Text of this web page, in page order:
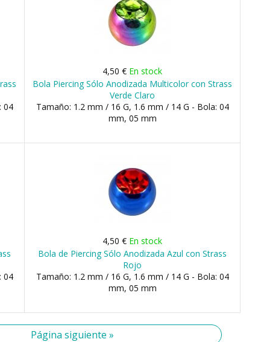
04
4,50 € En stock
Bola Piercing Sólo Anodizada Multicolor con Strass
Verde Claro
Tamaño: 1.2 mm / 16 G, 1.6 mm / 14 G - Bola: 04
mm, 05 mm
04
4,50 € En stock
Bola de Piercing Sólo Anodizada Azul con Strass
Rojo
Tamaño: 1.2 mm / 16 G, 1.6 mm / 14 G - Bola: 04
mm, 05 mm
Página siguiente »